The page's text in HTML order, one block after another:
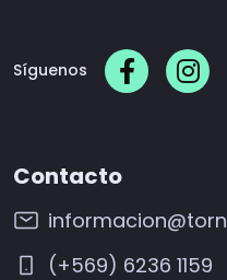
Síguenos
Contacto
(+569) 6236 1159